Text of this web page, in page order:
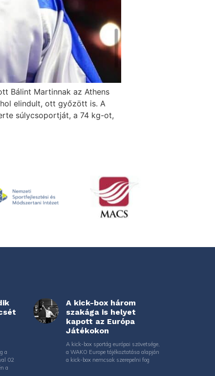
Bálint Martinnak az Athens
elindult, ott győzött is. A
súlycsoportját, a 74 kg-ot,
a
02
a
A kick-box három
szakága is helyet
kapott az Európa
Játékokon
A kick-box sportág európai szövetsége,
a WAKO Europe tájékoztatása alapján
a kick-box nemcsak szerepelni fog